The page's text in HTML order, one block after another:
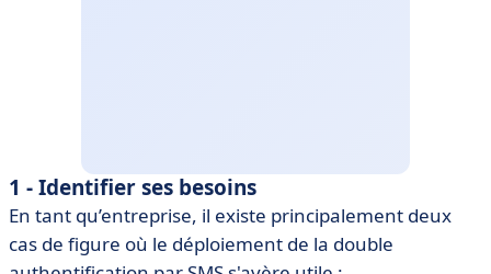
1 - Identifier ses besoins
En tant qu’entreprise, il existe principalement deux
cas de figure où le déploiement de la double